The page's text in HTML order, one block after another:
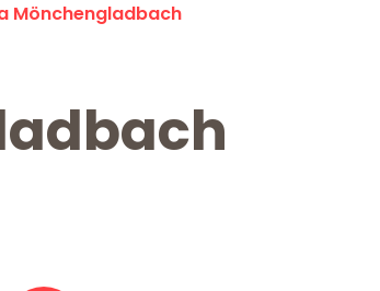
Mönchengladbach